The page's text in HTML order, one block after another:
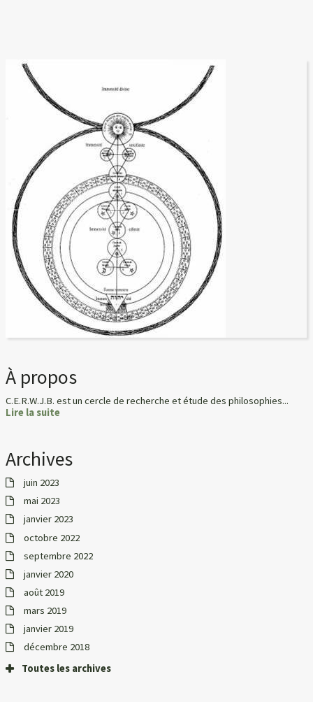
À propos
C.E.R.W.J.B. est un cercle de recherche et étude des philosophies...
Lire la suite
Archives
juin 2023
mai 2023
janvier 2023
octobre 2022
septembre 2022
janvier 2020
août 2019
mars 2019
janvier 2019
décembre 2018
Toutes les archives